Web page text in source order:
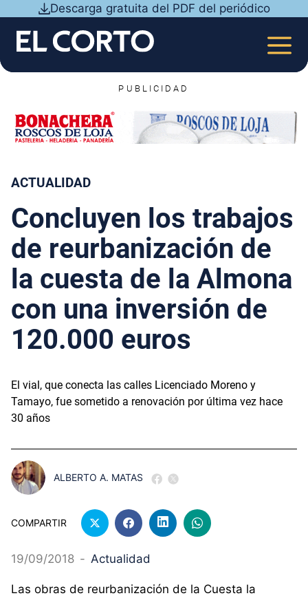
contenido
Descarga gratuita del PDF del periódico
PUBLICIDAD
ACTUALIDAD
Concluyen los trabajos
de reurbanización de
la cuesta de la Almona
con una inversión de
120.000 euros
El vial, que conecta las calles Licenciado Moreno y
Tamayo, fue sometido a renovación por última vez hace
30 años
ALBERTO A. MATAS
COMPARTIR
19/09/2018 - Actualidad
Las obras de reurbanización de la Cuesta la